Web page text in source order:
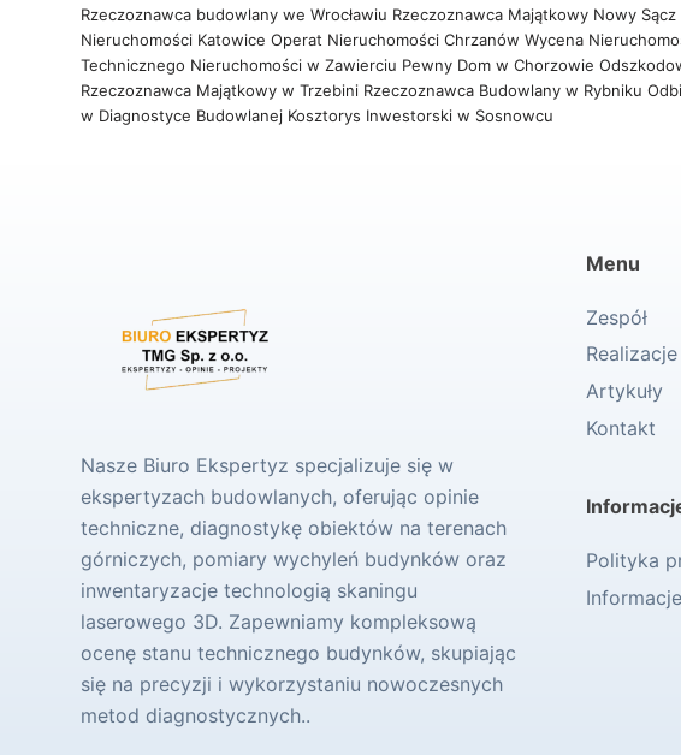
Rzeczoznawca budowlany we Wrocławiu Rzeczoznawca Majątkowy Nowy Sącz
Nieruchomości Katowice Operat Nieruchomości Chrzanów Wycena
Technicznego Nieruchomości w Zawierciu Pewny Dom w Chorzowie
Rzeczoznawca Majątkowy w Trzebini Rzeczoznawca Budowlany w Rybniku
w Diagnostyce Budowlanej Kosztorys Inwestorski w Sosnowcu
Nasze Biuro Ekspertyz specjalizuje się w
ekspertyzach budowlanych, oferując opinie
techniczne, diagnostykę obiektów na terenach
górniczych, pomiary wychyleń budynków oraz
inwentaryzacje technologią skaningu
laserowego 3D. Zapewniamy kompleksową
ocenę stanu technicznego budynków, skupiając
się na precyzji i wykorzystaniu nowoczesnych
metod diagnostycznych..
Menu
Zespół
Realizacje
Artykuły
Kontakt
Polityka